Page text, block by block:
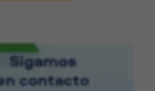
Sigamos
contacto